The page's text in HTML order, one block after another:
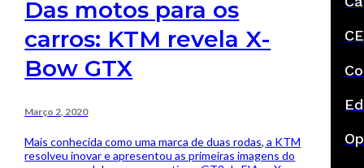
Das motos para os
carros: KTM revela X-
Bow GTX
Março 2, 2020
Mais conhecida como uma marca de duas rodas, a KTM
resolveu inovar e apresentou as primeiras imagens do